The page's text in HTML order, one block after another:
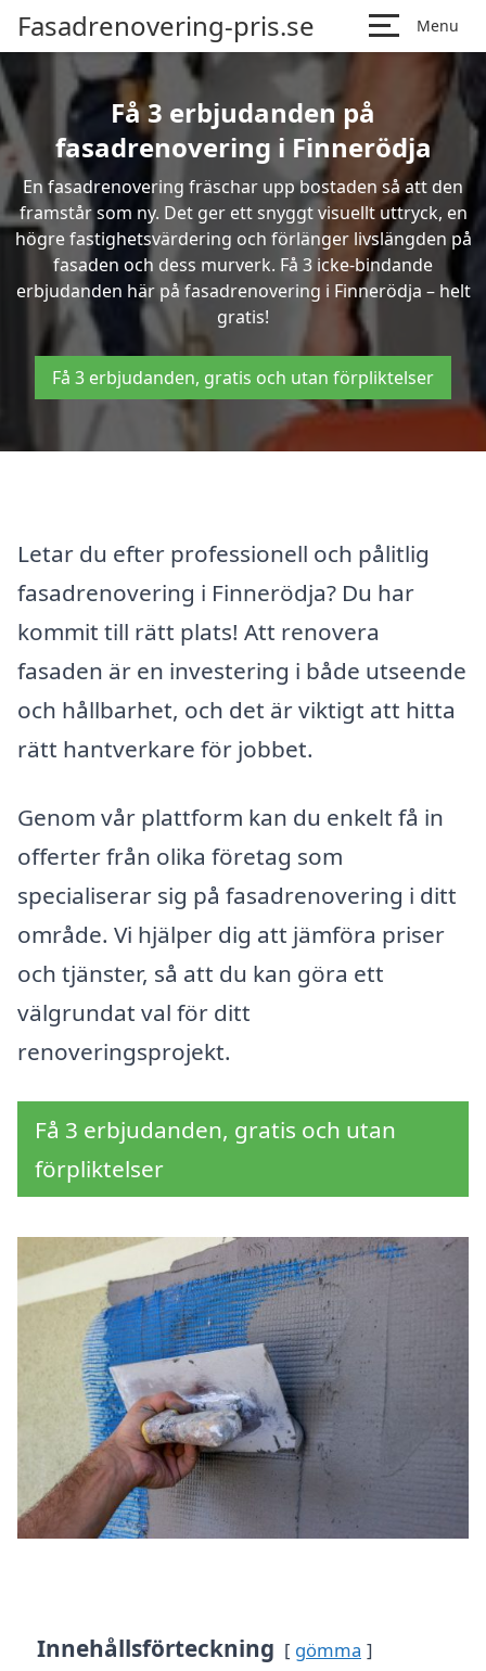
Fasadrenovering-pris.se Menu
Få 3 erbjudanden på
fasadrenovering i Finnerödja
En fasadrenovering fräschar upp bostaden så att den
framstår som ny. Det ger ett snyggt visuellt uttryck, en
högre fastighetsvärdering och förlänger livslängden på
fasaden och dess murverk. Få 3 icke-bindande
erbjudanden här på fasadrenovering i Finnerödja – helt
gratis!
Få 3 erbjudanden, gratis och utan förpliktelser
Letar du efter professionell och pålitlig
fasadrenovering i Finnerödja? Du har
kommit till rätt plats! Att renovera
fasaden är en investering i både utseende
och hållbarhet, och det är viktigt att hitta
rätt hantverkare för jobbet.
Genom vår plattform kan du enkelt få in
offerter från olika företag som
specialiserar sig på fasadrenovering i ditt
område. Vi hjälper dig att jämföra priser
och tjänster, så att du kan göra ett
välgrundat val för ditt
renoveringsprojekt.
Få 3 erbjudanden, gratis och utan
förpliktelser
Innehållsförteckning gömma